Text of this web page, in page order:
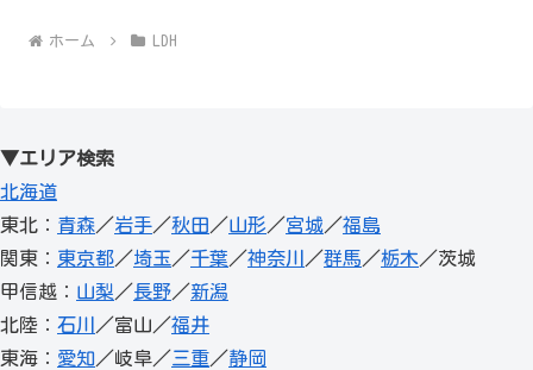
ホーム LDH
▼エリア検索
北海道
東北： 青森／岩手／秋田／山形／宮城／福島
関東： 東京都／埼玉／千葉／神奈川 ／群馬／栃木／茨城
甲信越： 山梨／長野／新潟
北陸： 石川 ／富山／福井
東海： 愛知／岐阜／三重／静岡